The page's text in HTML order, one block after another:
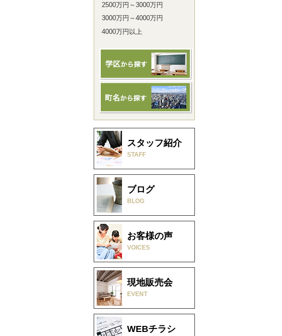
2500万円～3000万円
3000万円～4000万円
4000万円以上
スタッフ紹介
STAFF
ブログ
BLOG
お客様の声
VOICES
現地販売会
EVENT
WEBチラシ